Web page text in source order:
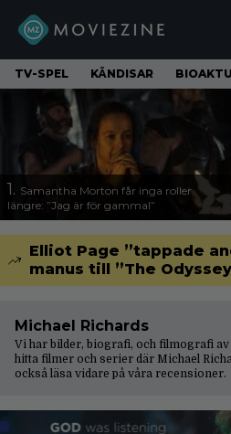
TV-SPEL KÄNDISAR
1. Samantha Morton får inga roller
längre: ”Jag är för gammal”
Elliot Page ”tappade
manus till ”The
Michael Richards
Vi har bilder, biografi, och filmografi av
hitta filmer och serier där Michael
också läsa vidare på våra recensioner.